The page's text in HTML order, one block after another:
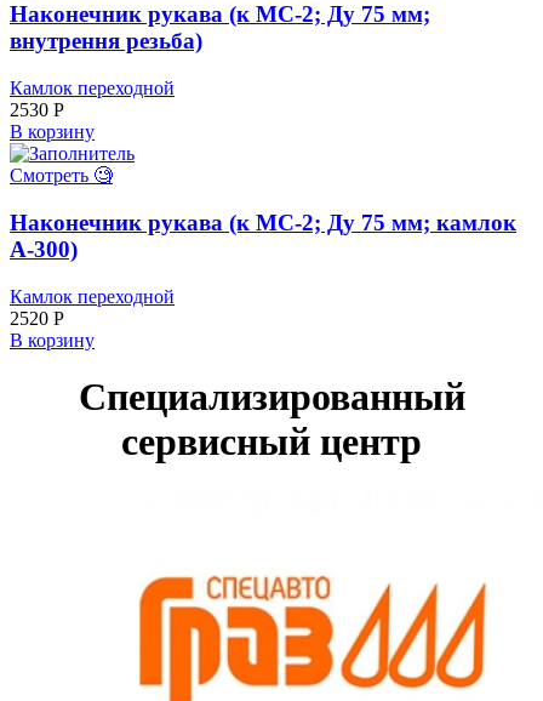
Наконечник рукава (к МС-2; Ду 75 мм;
внутрення резьба)
Камлок переходной
2530 Р
В корзину
Смотреть 🧐
Наконечник рукава (к МС-2; Ду 75 мм; камлок
А-300)
Камлок переходной
2520 Р
В корзину
Специализированный
сервисный центр